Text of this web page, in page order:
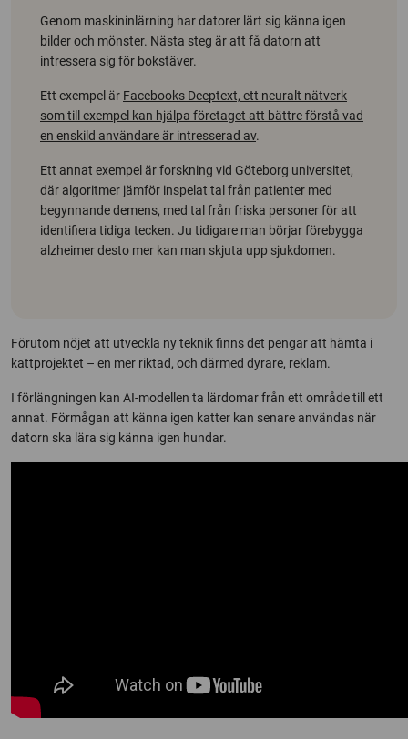
Genom maskininlärning har datorer lärt sig känna igen
bilder och mönster. Nästa steg är att få datorn att
intressera sig för bokstäver.
Ett exempel är Facebooks Deeptext, ett neuralt nätverk
som till exempel kan hjälpa företaget att bättre förstå vad
en enskild användare är intresserad av.
Ett annat exempel är forskning vid Göteborg universitet,
där algoritmer jämför inspelat tal från patienter med
begynnande demens, med tal från friska personer för att
identifiera tidiga tecken. Ju tidigare man börjar förebygga
alzheimer desto mer kan man skjuta upp sjukdomen.
Förutom nöjet att utveckla ny teknik finns det pengar att hämta i
kattprojektet – en mer riktad, och därmed dyrare, reklam.
I förlängningen kan AI-modellen ta lärdomar från ett område till ett
annat. Förmågan att känna igen katter kan senare användas när
datorn ska lära sig känna igen hundar.